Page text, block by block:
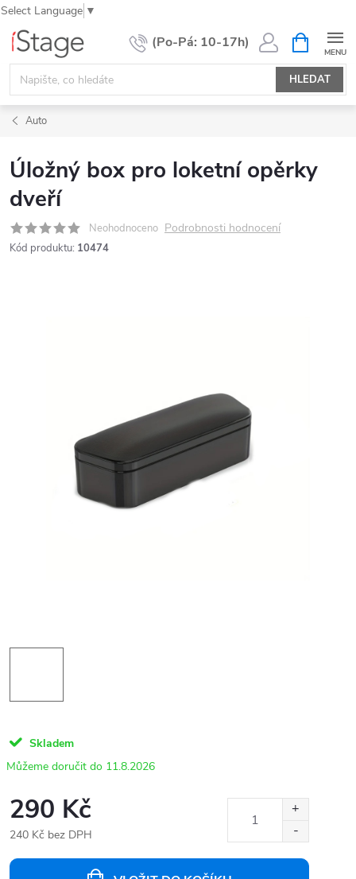
Select Language ▼
Přejít
obsah
HLEDAT
NÁKUPNÍ
KOŠÍK
Auto
Úložný box pro loketní opěrky
dveří
Neohodnoceno Podrobnosti hodnocení
Kód produktu: 10474
Skladem
11.8.2026
290 Kč
240 Kč bez DPH